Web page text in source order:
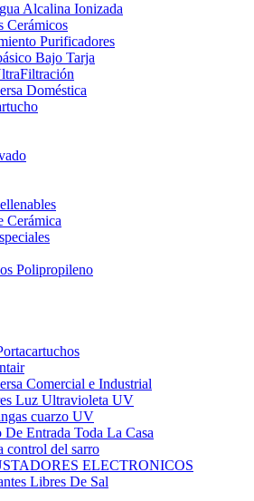
Alcalina Ionizada
Cerámicos
Purificadores
Bajo Tarja
Doméstica
Cerámica
Polipropileno
Comercial e Industrial
Luz Ultravioleta UV
cuarzo UV
Entrada Toda La Casa
control del sarro
ELECTRONICOS
Libres De Sal